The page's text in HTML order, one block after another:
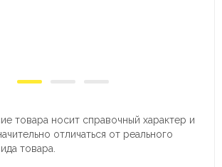
товара носит справочный характер и
отличаться от реального
товара.